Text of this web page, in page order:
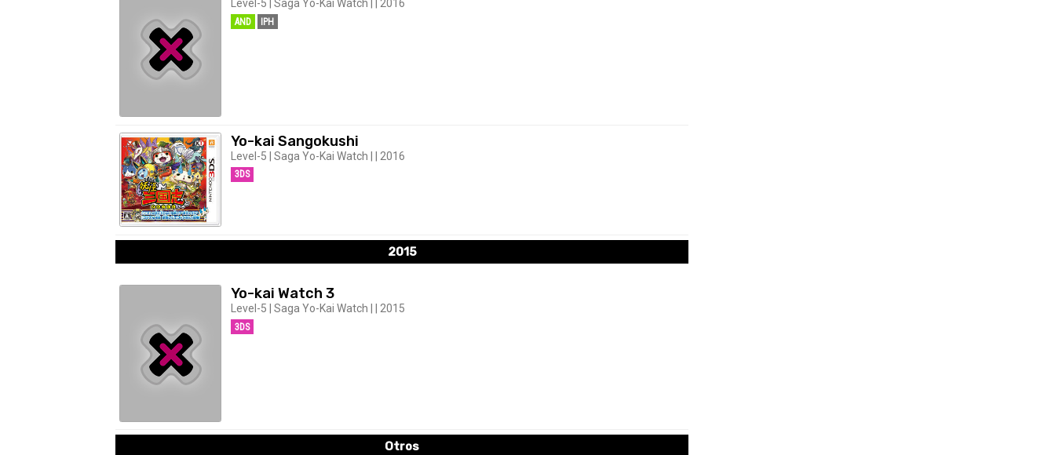
Level-5 | Saga Yo-Kai Watch | | 2016
AND IPH
Yo-kai Sangokushi
Level-5 | Saga Yo-Kai Watch | | 2016
3DS
2015
Yo-kai Watch 3
Level-5 | Saga Yo-Kai Watch | | 2015
3DS
Otros